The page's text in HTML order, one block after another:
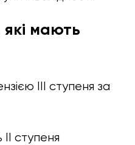
які мають
III ступеня за
II ступеня